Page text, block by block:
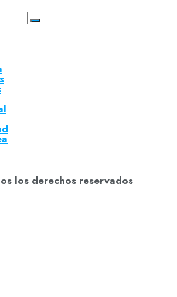
los derechos reservados